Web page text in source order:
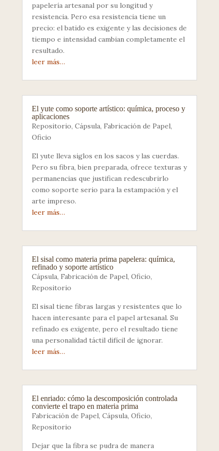
papelería artesanal por su longitud y
resistencia. Pero esa resistencia tiene un
precio: el batido es exigente y las decisiones de
tiempo e intensidad cambian completamente el
resultado.
leer más…
El yute como soporte artístico: química, proceso y
aplicaciones
Repositorio, Cápsula, Fabricación de Papel,
Oficio
El yute lleva siglos en los sacos y las cuerdas.
Pero su fibra, bien preparada, ofrece texturas y
permanencias que justifican redescubrirlo
como soporte serio para la estampación y el
arte impreso.
leer más…
El sisal como materia prima papelera: química,
refinado y soporte artístico
Cápsula, Fabricación de Papel, Oficio,
Repositorio
El sisal tiene fibras largas y resistentes que lo
hacen interesante para el papel artesanal. Su
refinado es exigente, pero el resultado tiene
una personalidad táctil difícil de ignorar.
leer más…
El enriado: cómo la descomposición controlada
convierte el trapo en materia prima
Fabricación de Papel, Cápsula, Oficio,
Repositorio
Dejar que la fibra se pudra de manera